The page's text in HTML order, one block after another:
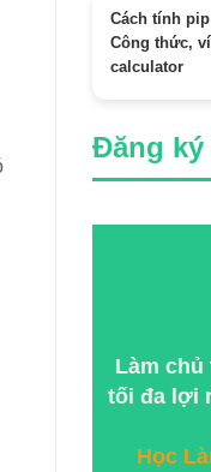
Cách tính pip
Công thức,
calculator
Đăng ký
Làm
tối đa lợi
Học